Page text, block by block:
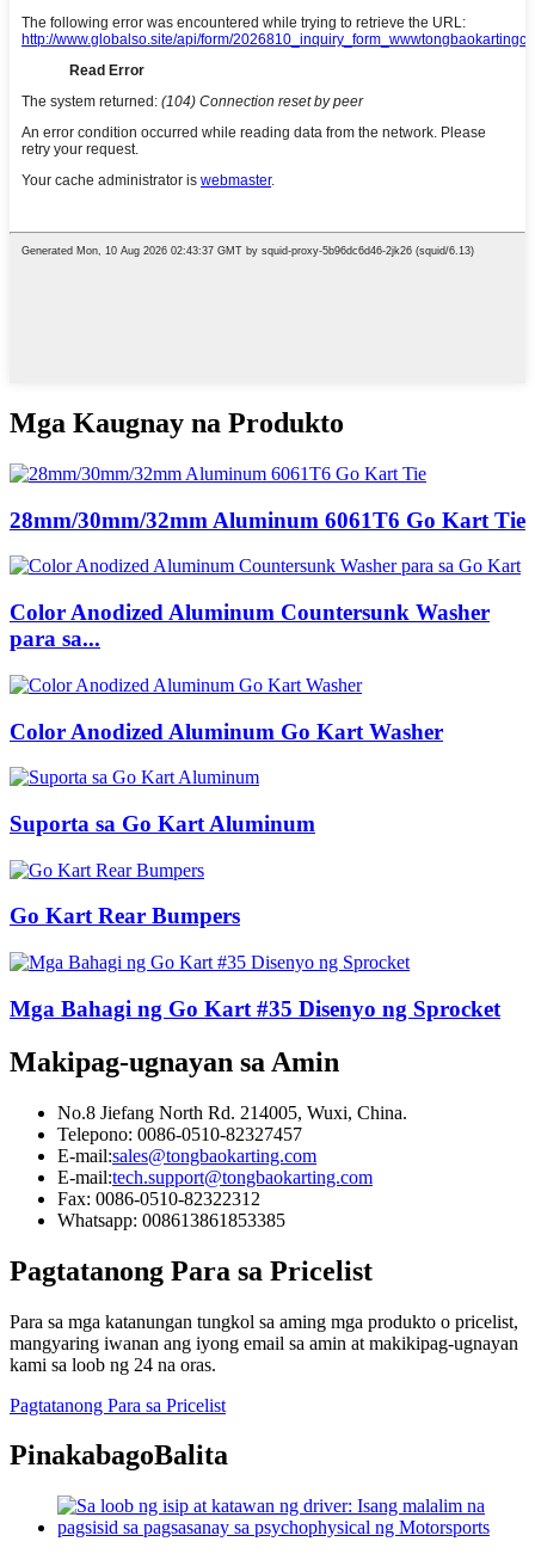
Mga Kaugnay na Produkto
28mm/30mm/32mm Aluminum 6061T6 Go Kart Tie
Color Anodized Aluminum Countersunk Washer
para sa...
Color Anodized Aluminum Go Kart Washer
Suporta sa Go Kart Aluminum
Go Kart Rear Bumpers
Mga Bahagi ng Go Kart #35 Disenyo ng Sprocket
Makipag-ugnayan sa Amin
No.8 Jiefang North Rd. 214005, Wuxi, China.
Telepono: 0086-0510-82327457
E-mail:sales@tongbaokarting.com
E-mail:tech.support@tongbaokarting.com
Fax: 0086-0510-82322312
Whatsapp: 008613861853385
Pagtatanong Para sa Pricelist
Para sa mga katanungan tungkol sa aming mga produkto o pricelist,
mangyaring iwanan ang iyong email sa amin at makikipag-ugnayan
kami sa loob ng 24 na oras.
Pagtatanong Para sa Pricelist
PinakabagoBalita